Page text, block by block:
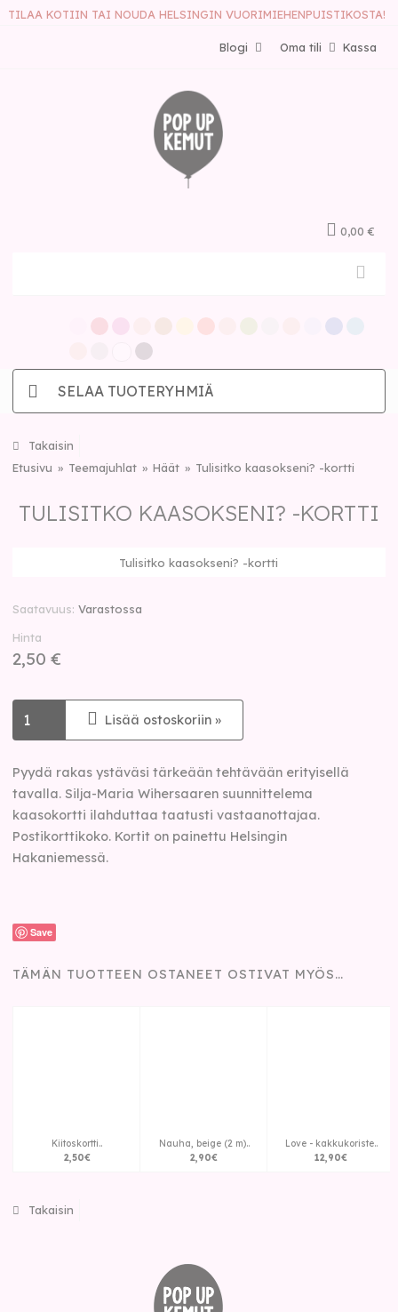
TILAA KOTIIN TAI NOUDA HELSINGIN VUORIMIEHENPUISTIKOSTA!
Kassa
Oma tili
Blogi
0,00 €
SELAA TUOTERYHMIÄ
Takaisin
Etusivu
Teemajuhlat Häät Tulisitko kaasokseni? -kortti
TULISITKO KAASOKSENI? -KORTTI
Tulisitko kaasokseni? -kortti
Saatavuus Varastossa
Hinta
2,50 €
Lisää ostoskoriin »
Pyydä rakas ystäväsi tärkeään tehtävään erityisellä
tavalla. Silja-Maria Wihersaaren suunnittelema
kaasokortti ilahduttaa taatusti vastaanottajaa.
Postikorttikoko. Kortit on painettu Helsingin
Hakaniemessä.
Save
TÄMÄN TUOTTEEN OSTANEET OSTIVAT MYÖS…
Kiitoskortti..
2,50€
Nauha, beige (2 m)..
2,90€
Love - kakkukoriste..
12,90€
Takaisin